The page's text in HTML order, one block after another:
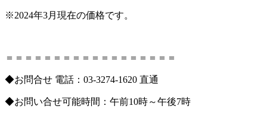
※2024年3月現在の価格です。
＝＝＝＝＝＝＝＝＝＝＝＝＝＝＝＝＝＝
◆お問合せ 電話：03-3274-1620 直通
◆お問い合せ可能時間：午前10時～午後7時